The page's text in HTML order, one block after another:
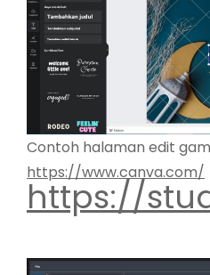
Contoh halaman edit
https://www.canva.com/
https://